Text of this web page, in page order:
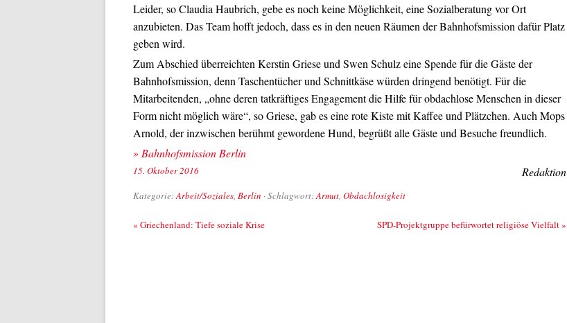
Leider, so Claudia Haubrich, gebe es noch keine Möglichkeit, eine Sozialberatung vor Ort
anzubieten. Das Team hofft jedoch, dass es in den neuen Räumen der Bahnhofsmission dafür Platz
geben wird.
Zum Abschied überreichten Kerstin Griese und Swen Schulz eine Spende für die Gäste der
Bahnhofsmission, denn Taschentücher und Schnittkäse würden dringend benötigt. Für die
Mitarbeitenden, „ohne deren tatkräftiges Engagement die Hilfe für obdachlose Menschen in dieser
Form nicht möglich wäre“, so Griese, gab es eine rote Kiste mit Kaffee und Plätzchen. Auch Mops
Arnold, der inzwischen berühmt gewordene Hund, begrüßt alle Gäste und Besuche freundlich.
» Bahnhofsmission Berlin
Redaktion
15. Oktober 2016
Kategorie:Arbeit/Soziales, Berlin · Schlagwort:Armut, Obdachlosigkeit
Beitrags-Navigation
« Griechenland: Tiefe soziale Krise SPD-Projektgruppe befürwortet religiöse Vielfalt»